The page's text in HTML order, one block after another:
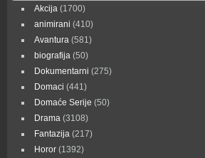
Akcija (1700)
animirani (410)
Avantura (581)
biografija (50)
Dokumentarni (275)
Domaci (441)
Domaće Serije (50)
Drama (3108)
Fantazija (217)
Horor (1392)